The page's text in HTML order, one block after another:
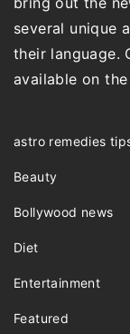
several unique
their language.
available on
astro remedies
Beauty
Bollywood news
Diet
Entertainment
Featured